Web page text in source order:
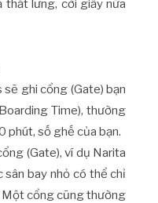
thắt lưng, cởi giầy nữa
ghi cổng (Gate) bạn
Time), thường
phút, số ghế của bạn.
(Gate), ví dụ Narita
sân bay nhỏ có thể chỉ
Một cổng cũng thường